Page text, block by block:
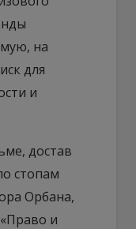
на
для
и
достав
стопам
Орбана,
и